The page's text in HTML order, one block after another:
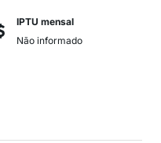
IPTU mensal
Não informado